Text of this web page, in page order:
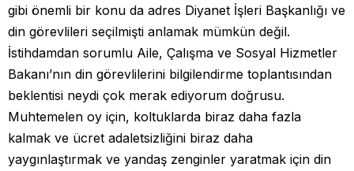
gibi önemli bir konu da adres Diyanet İşleri Başkanlığı ve
din görevlileri seçilmişti anlamak mümkün değil.
İstihdamdan sorumlu Aile, Çalışma ve Sosyal Hizmetler
Bakanı’nın din görevlilerini bilgilendirme toplantısından
beklentisi neydi çok merak ediyorum doğrusu.
Muhtemelen oy için, koltuklarda biraz daha fazla
kalmak ve ücret adaletsizliğini biraz daha
yaygınlaştırmak ve yandaş zenginler yaratmak için din